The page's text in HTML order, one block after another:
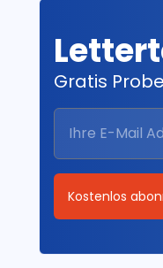
Gratis
Kostenlos